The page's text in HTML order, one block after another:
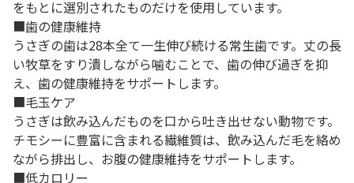
をもとに選別されたものだけを使用しています。
■歯の健康維持
うさぎの歯は28本全て一生伸び続ける常生歯です。丈の長
い牧草をすり潰しながら噛むことで、歯の伸び過ぎを抑
え、歯の健康維持をサポートします。
■毛玉ケア
うさぎは飲み込んだものを口から吐き出せない動物です。
チモシーに豊富に含まれる繊維質は、飲み込んだ毛を絡め
ながら排出し、お腹の健康維持をサポートします。
■低カロリー